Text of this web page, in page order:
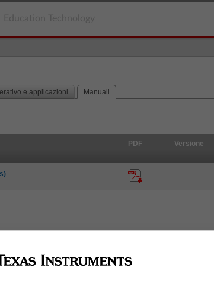
e applicazioni Manuali
PDF Versione